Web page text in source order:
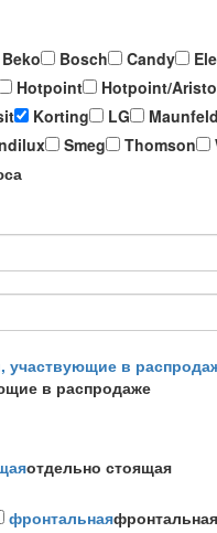
Beko Bosch Candy
Hotpoint
Hotpoint/
Korting LG Maunfeld
Smeg Thomson
участвующие в
в распродаже
отдельно стоящая
фронтальнаяфронтальная